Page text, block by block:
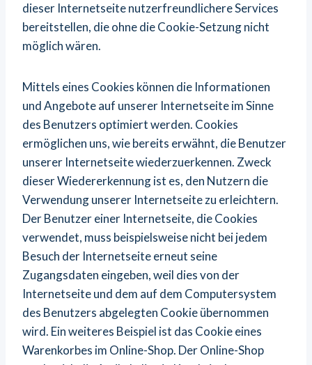
dieser Internetseite nutzerfreundlichere Services
bereitstellen, die ohne die Cookie-Setzung nicht
möglich wären.
Mittels eines Cookies können die Informationen
und Angebote auf unserer Internetseite im Sinne
des Benutzers optimiert werden. Cookies
ermöglichen uns, wie bereits erwähnt, die Benutzer
unserer Internetseite wiederzuerkennen. Zweck
dieser Wiedererkennung ist es, den Nutzern die
Verwendung unserer Internetseite zu erleichtern.
Der Benutzer einer Internetseite, die Cookies
verwendet, muss beispielsweise nicht bei jedem
Besuch der Internetseite erneut seine
Zugangsdaten eingeben, weil dies von der
Internetseite und dem auf dem Computersystem
des Benutzers abgelegten Cookie übernommen
wird. Ein weiteres Beispiel ist das Cookie eines
Warenkorbes im Online-Shop. Der Online-Shop